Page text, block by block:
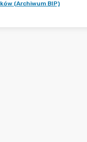
(Archiwum BIP)